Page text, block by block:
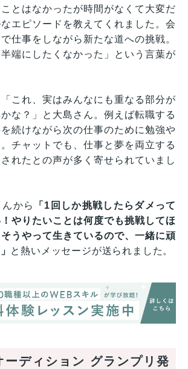
とはなかったが時間がなくて大変だ
エピソードを教えてくれました。会
仕事をしながら新たな道への挑戦。
半端にしたくなかった」という言葉が
これ、実はみんなにも重なる部分が
な？」と大島さん。例えば転職する
続けながら次の仕事のために勉強や
チャットでも、仕事と夢を両立する
れたとの声が多く寄せられていまし
から
「1回しか挑戦したらダメって
やりたいことは何度でも挑戦してほ
うやって生きているので、一緒に頑
と熱いメッセージが送られました。
ーディション グランプリ発